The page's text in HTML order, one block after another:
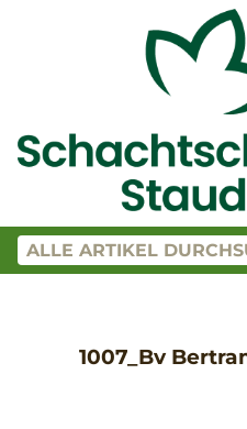
1007_Bv